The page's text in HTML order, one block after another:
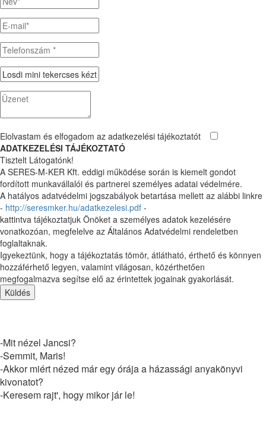
Elolvastam és elfogadom az adatkezelési tájékoztatót
ADATKEZELÉSI TÁJÉKOZTATÓ
Tisztelt Látogatónk!
A SERES-M-KER Kft. eddigi működése során is kiemelt gondot
fordított munkavállalói és partnerei személyes adatai védelmére.
A hatályos adatvédelmi jogszabályok betartása mellett az alábbi linkre
- http://seresmker.hu/adatkezelesi.pdf -
kattintva tájékoztatjuk Önöket a személyes adatok kezelésére
vonatkozóan, megfelelve az Általános Adatvédelmi rendeletben
foglaltaknak.
Igyekeztünk, hogy a tájékoztatás tömör, átlátható, érthető és könnyen
hozzáférhető legyen, valamint világosan, közérthetően
megfogalmazva segítse elő az érintettek jogainak gyakorlását.
Küldés
-Mit nézel Jancsi?
-Semmit, Maris!
-Akkor miért nézed már egy órája a házassági anyakönyvi
kivonatot?
-Keresem rajt', hogy mikor jár le!